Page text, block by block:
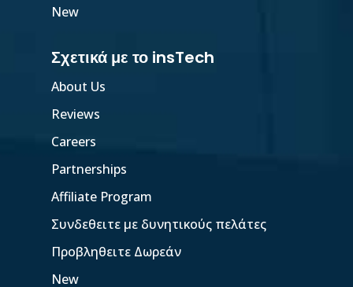
New
Σχετικά με το insTech
About Us
Reviews
Careers
Partnerships
Affiliate Program
Συνδεθειτε με δυνητικούς πελάτες
Προβληθειτε Δωρεάν
New